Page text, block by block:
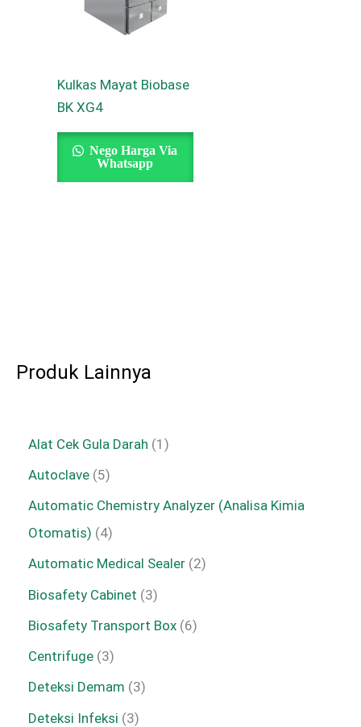
Produk Lainnya
Alat Cek Gula Darah 1
Autoclave 5
Automatic Chemistry Analyzer (Analisa Kimia
Otomatis) 4
Automatic Medical Sealer 2
Biosafety Cabinet 3
Biosafety Transport Box 6
Centrifuge 3
Deteksi Demam 3
Deteksi Infeksi 3
Kulkas Mayat Biobase
BK XG4
Nego Harga Via
Whatsapp